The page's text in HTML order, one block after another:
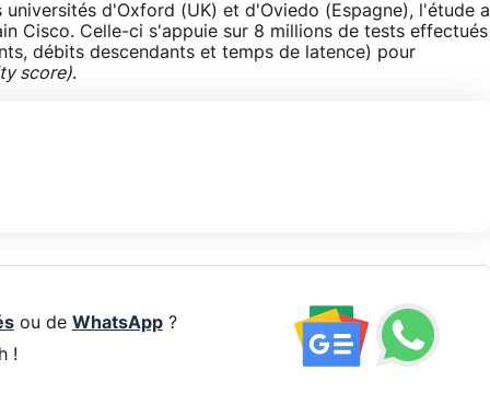
d'Oxford (UK) et d'Oviedo (Espagne), l'étude a
Cisco. Celle-ci s'appuie sur 8 millions de tests effectués
débits descendants et temps de latence) pour
score).
ou de WhatsApp?
!